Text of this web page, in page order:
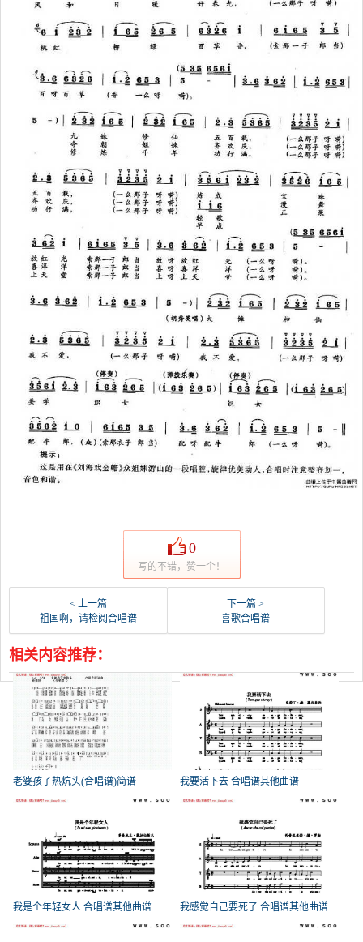
0
写的不错，赞一个！
< 上一篇
祖国啊，请检阅合唱谱
下一篇 >
喜歌合唱谱
相关内容推荐：
老婆孩子热炕头(合唱谱)简谱 我要活下去 合唱谱其他曲谱
我是个年轻女人 合唱谱其他曲谱 我感觉自己要死了 合唱谱其他曲谱